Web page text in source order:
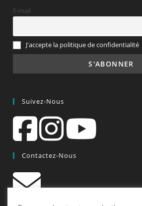
E-mail
J'accepte la politique de confidentialité
Suivez-Nous
Contactez-Nous
contact@quiscrap.fr